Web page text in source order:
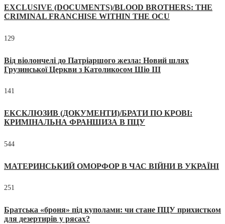
EXCLUSIVE (DOCUMENTS)/BLOOD BROTHERS: THE
CRIMINAL FRANCHISE WITHIN THE OCU
129
Від віолончелі до Патріаршого жезла: Новий шлях
Грузинської Церкви з Католикосом Шіо III
141
ЕКСКЛЮЗИВ (ДОКУМЕНТИ)/БРАТИ ПО КРОВІ:
КРИМІНАЛЬНА ФРАНШИЗА В ПЦУ
544
МАТЕРИНСЬКИЙ ОМОРФОР В ЧАС ВІЙНИ В УКРАЇНІ
251
Братська «броня» під куполами: чи стане ПЦУ прихистком
для дезертирів у рясах?